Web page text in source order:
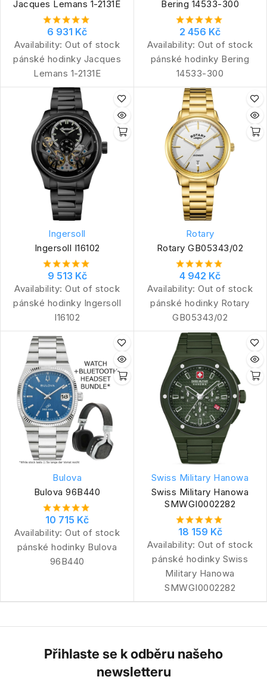
Jacques Lemans 1-2131E
6 931 Kč
Availability: Out of stock
pánské hodinky Jacques
Lemans 1-2131E
Bering 14533-300
2 456 Kč
Availability: Out of stock
pánské hodinky Bering
14533-300
Ingersoll
Ingersoll I16102
9 513 Kč
Availability: Out of stock
pánské hodinky Ingersoll
I16102
Rotary
Rotary GB05343/02
4 942 Kč
Availability: Out of stock
pánské hodinky Rotary
GB05343/02
Bulova
Bulova 96B440
10 715 Kč
Availability: Out of stock
pánské hodinky Bulova
96B440
Swiss Military Hanowa
Swiss Military Hanowa
SMWGI0002282
18 159 Kč
Availability: Out of stock
pánské hodinky Swiss
Military Hanowa
SMWGI0002282
Přihlaste se k odběru našeho
newsletteru